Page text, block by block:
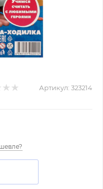
Артикул: 323214